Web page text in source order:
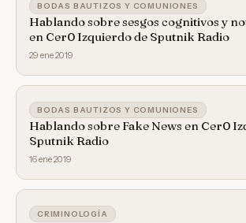
BODAS BAUTIZOS Y COMUNIONES
Hablando sobre sesgos cognitivos y
en Cer0 Izquierdo de Sputnik Radio
29 ene 2019
BODAS BAUTIZOS Y COMUNIONES
Hablando sobre Fake News en Cer0
Sputnik Radio
16 ene 2019
CRIMINOLOGÍA